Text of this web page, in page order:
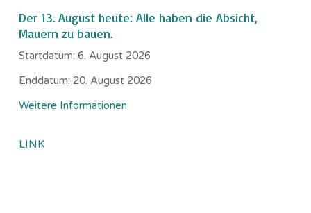
Der 13. August heute: Alle haben die Absicht,
Mauern zu bauen.
Startdatum: 6. August 2026
Enddatum: 20. August 2026
Weitere Informationen
LINK